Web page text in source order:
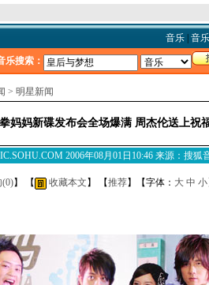
音乐| 音
乐搜索：
> 明星新闻
妈妈新碟发布会全场爆满 周杰伦送上祝
2006年08月01日10:46 来源：搜狐
(0)】 【 收藏本文 】 【推荐】【字体： 大 中 小